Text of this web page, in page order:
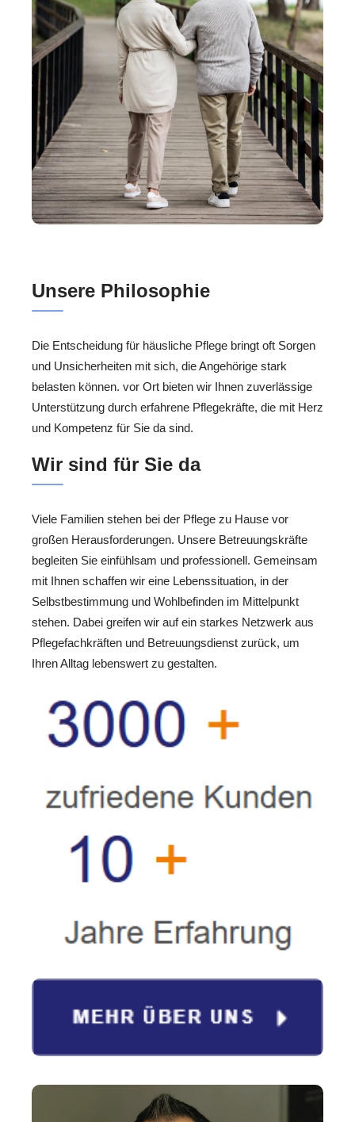
Unsere Philosophie
Die Entscheidung für häusliche Pflege bringt oft Sorgen
und Unsicherheiten mit sich, die Angehörige stark
belasten können. vor Ort bieten wir Ihnen zuverlässige
Unterstützung durch erfahrene Pflegekräfte, die mit Herz
und Kompetenz für Sie da sind.
Wir sind für Sie da
Viele Familien stehen bei der Pflege zu Hause vor
großen Herausforderungen. Unsere Betreuungskräfte
begleiten Sie einfühlsam und professionell. Gemeinsam
mit Ihnen schaffen wir eine Lebenssituation, in der
Selbstbestimmung und Wohlbefinden im Mittelpunkt
stehen. Dabei greifen wir auf ein starkes Netzwerk aus
Pflegefachkräften und Betreuungsdienst zurück, um
Ihren Alltag lebenswert zu gestalten.